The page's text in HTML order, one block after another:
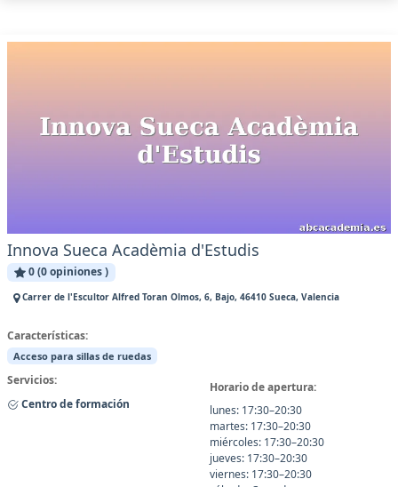
Innova Sueca Acadèmia d'Estudis
0 (0 opiniones )
Carrer de l'Escultor Alfred Toran Olmos, 6, Bajo, 46410 Sueca, Valencia
Características:
Acceso para sillas de ruedas
Servicios:
Centro de formación
Horario de apertura:
lunes: 17:30–20:30
martes: 17:30–20:30
miércoles: 17:30–20:30
jueves: 17:30–20:30
viernes: 17:30–20:30